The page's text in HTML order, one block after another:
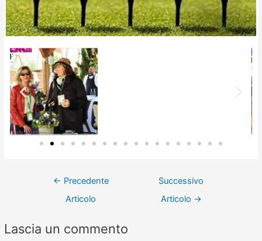
← Precedente
Articolo
Successivo
Articolo →
Lascia un commento